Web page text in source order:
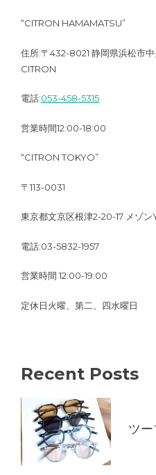
“CITRON HAMAMATSU”
住所:〒432-8021 静岡県浜松市
CITRON
電話:053-458-5315
営業時間12:00-18:00
“CITRON TOKYO”
〒113-0031
東京都文京区根津2-20-17 メゾン
電話:03-5832-1957
営業時間 12:00-19:00
定休日火曜、第二、四水曜日
Recent Posts
ツ